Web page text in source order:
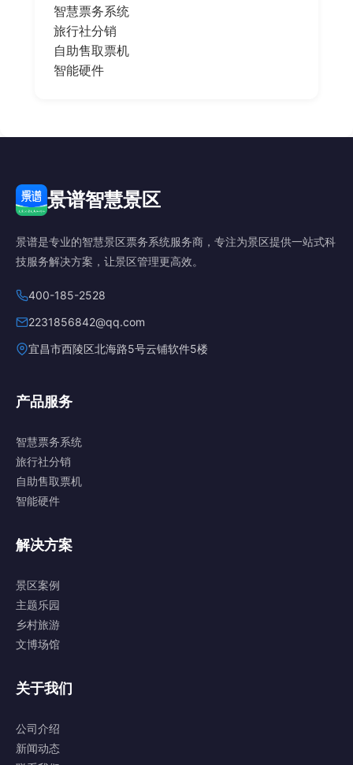
智慧票务系统
旅行社分销
自助售取票机
智能硬件
景谱智慧景区
景谱是专业的智慧景区票务系统服务商，专注为景区提供一站式科
技服务解决方案，让景区管理更高效。
400-185-2528
2231856842@qq.com
宜昌市西陵区北海路5号云铺软件5楼
产品服务
智慧票务系统
旅行社分销
自助售取票机
智能硬件
解决方案
景区案例
主题乐园
乡村旅游
文博场馆
关于我们
公司介绍
新闻动态